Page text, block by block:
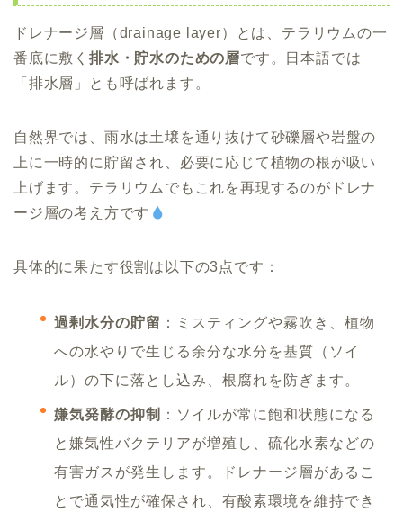
ドレナージ層（drainage layer）とは、テラリウムの一
番底に敷く 排水・貯水のための層です。日本語では
「排水層」とも呼ばれます。
自然界では、雨水は土壌を通り抜けて砂礫層や岩盤の
上に一時的に貯留され、必要に応じて植物の根が吸い
上げます。テラリウムでもこれを再現するのがドレナ
ージ層の考え方です
具体的に果たす役割は以下の3点です：
過剰水分の貯留 ：ミスティングや霧吹き、植物
への水やりで生じる余分な水分を基質（ソイ
ル）の下に落とし込み、根腐れを防ぎます。
嫌気発酵の抑制
：ソイルが常に飽和状態になる
と嫌気性バクテリアが増殖し、硫化水素などの
有害ガスが発生します。ドレナージ層があるこ
とで通気性が確保され、有酸素環境を維持でき